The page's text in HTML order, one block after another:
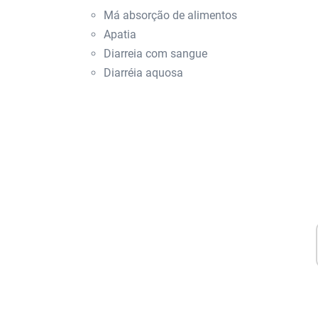
Má absorção de alimentos
Apatia
Diarreia com sangue
Diarréia aquosa